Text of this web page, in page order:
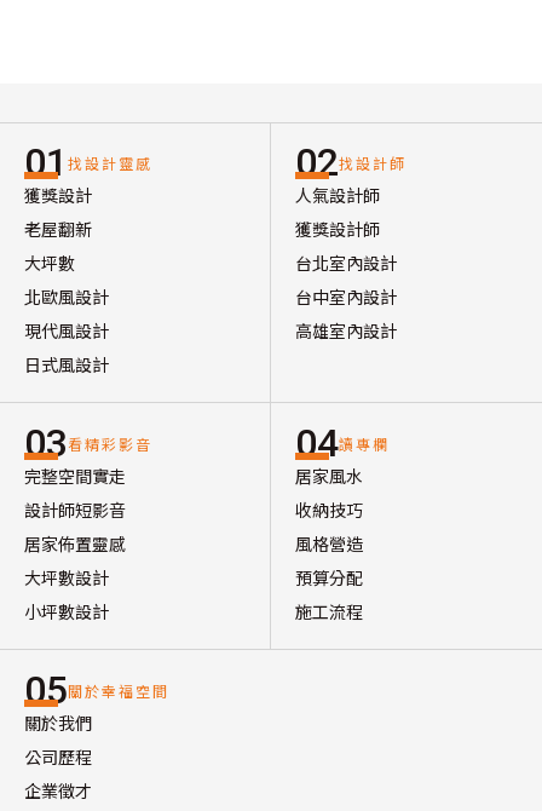
01 找設計靈感
獲獎設計
老屋翻新
大坪數
北歐風設計
現代風設計
日式風設計
02找設計師
人氣設計師
獲獎設計師
台北室內設計
台中室內設計
高雄室內設計
03看精彩影音
完整空間實走
設計師短影音
居家佈置靈感
大坪數設計
小坪數設計
04讀專欄
居家風水
收納技巧
風格營造
預算分配
施工流程
05關於幸福空間
關於我們
公司歷程
企業徵才